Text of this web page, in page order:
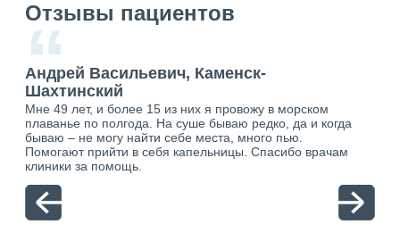
Отзывы пациентов
“
Андрей Васильевич, Каменск-
Шахтинский
Мне 49 лет, и более 15 из них я провожу в морском
плаванье по полгода. На суше бываю редко, да и когда
бываю – не могу найти себе места, много пью.
Помогают прийти в себя капельницы. Спасибо врачам
клиники за помощь.